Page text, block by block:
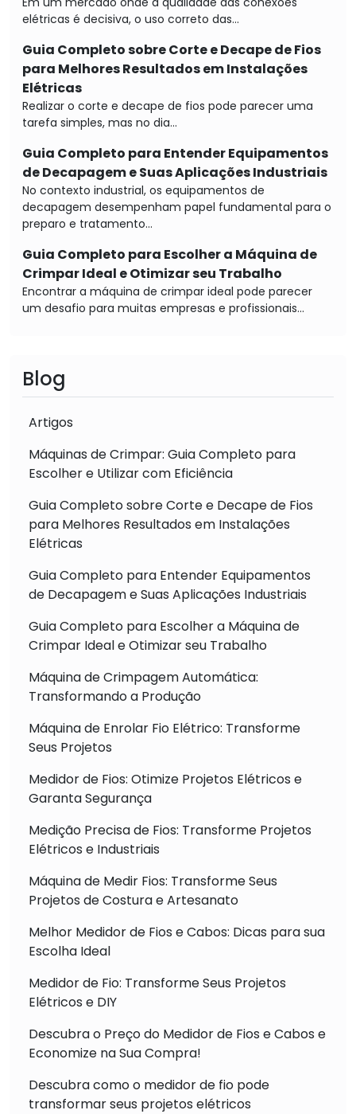
elétricas é decisiva, o uso correto das...
Guia Completo sobre Corte e Decape de Fios
para Melhores Resultados em Instalações
Elétricas
Realizar o corte e decape de fios pode parecer uma
tarefa simples, mas no dia...
Guia Completo para Entender Equipamentos
de Decapagem e Suas Aplicações Industriais
No contexto industrial, os equipamentos de
decapagem desempenham papel fundamental para o
preparo e tratamento...
Guia Completo para Escolher a Máquina de
Crimpar Ideal e Otimizar seu Trabalho
Encontrar a máquina de crimpar ideal pode parecer
um desafio para muitas empresas e profissionais...
Blog
Artigos
Máquinas de Crimpar: Guia Completo para
Escolher e Utilizar com Eficiência
Guia Completo sobre Corte e Decape de Fios
para Melhores Resultados em Instalações
Elétricas
Guia Completo para Entender Equipamentos
de Decapagem e Suas Aplicações Industriais
Guia Completo para Escolher a Máquina de
Crimpar Ideal e Otimizar seu Trabalho
Máquina de Crimpagem Automática:
Transformando a Produção
Máquina de Enrolar Fio Elétrico: Transforme
Seus Projetos
Medidor de Fios: Otimize Projetos Elétricos e
Garanta Segurança
Medição Precisa de Fios: Transforme Projetos
Elétricos e Industriais
Máquina de Medir Fios: Transforme Seus
Projetos de Costura e Artesanato
Melhor Medidor de Fios e Cabos: Dicas para sua
Escolha Ideal
Medidor de Fio: Transforme Seus Projetos
Elétricos e DIY
Descubra o Preço do Medidor de Fios e Cabos e
Economize na Sua Compra!
Descubra como o medidor de fio pode
transformar seus projetos elétricos